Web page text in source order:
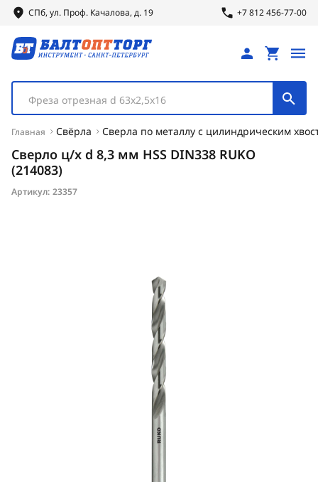
СПб, ул. Проф. Качалова, д. 19 +7 812 456-77-00
Фреза отрезная d 63х2,5х16
Главная Свёрла Сверла по металлу с цилиндрическим
Сверло ц/х d 8,3 мм HSS DIN338 RUKO
(214083)
Артикул: 23357